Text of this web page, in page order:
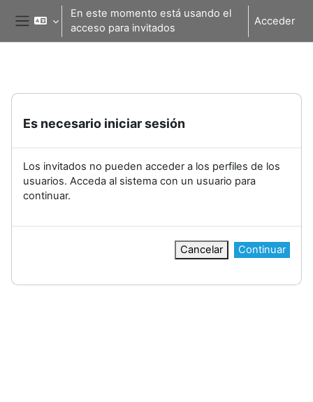
Salta al contenido principal
Panel lateral
En este momento está usando el
acceso para invitados
Acceder
Es necesario iniciar sesión
Los invitados no pueden acceder a los perfiles de los
usuarios. Acceda al sistema con un usuario para
continuar.
Cancelar Continuar